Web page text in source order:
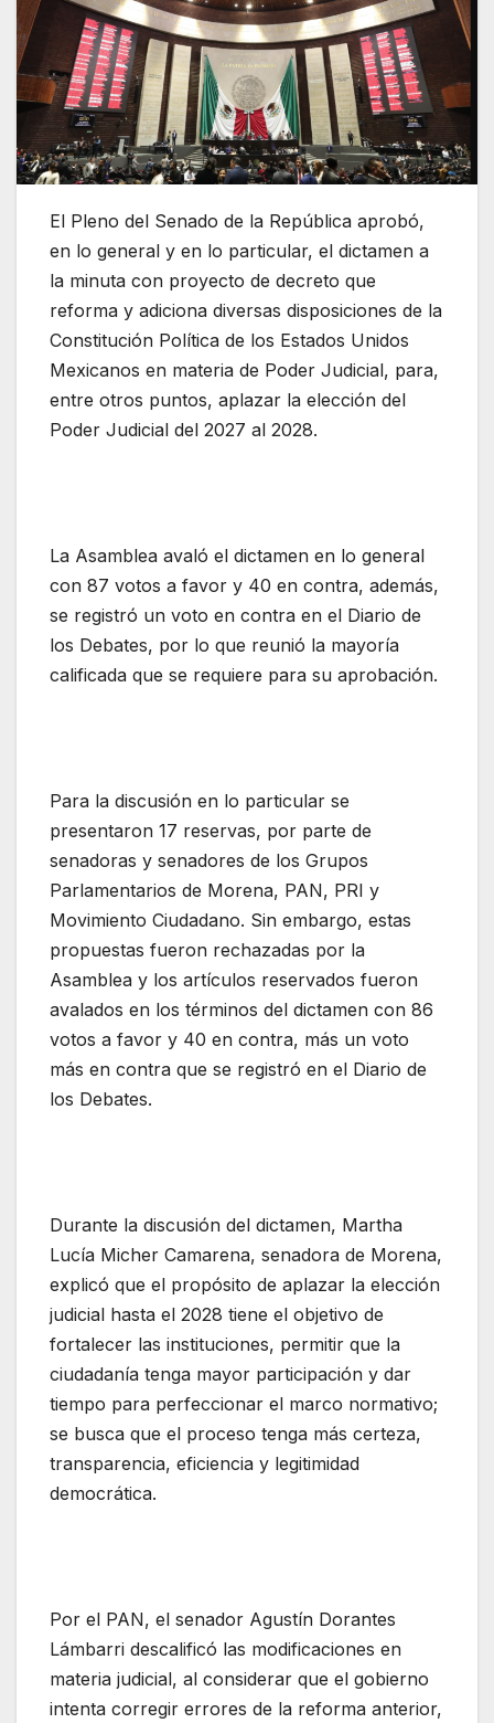
El Pleno del Senado de la República aprobó,
en lo general y en lo particular, el dictamen a
la minuta con proyecto de decreto que
reforma y adiciona diversas disposiciones de la
Constitución Política de los Estados Unidos
Mexicanos en materia de Poder Judicial, para,
entre otros puntos, aplazar la elección del
Poder Judicial del 2027 al 2028.
La Asamblea avaló el dictamen en lo general
con 87 votos a favor y 40 en contra, además,
se registró un voto en contra en el Diario de
los Debates, por lo que reunió la mayoría
calificada que se requiere para su aprobación.
Para la discusión en lo particular se
presentaron 17 reservas, por parte de
senadoras y senadores de los Grupos
Parlamentarios de Morena, PAN, PRI y
Movimiento Ciudadano. Sin embargo, estas
propuestas fueron rechazadas por la
Asamblea y los artículos reservados fueron
avalados en los términos del dictamen con 86
votos a favor y 40 en contra, más un voto
más en contra que se registró en el Diario de
los Debates.
Durante la discusión del dictamen, Martha
Lucía Micher Camarena, senadora de Morena,
explicó que el propósito de aplazar la elección
judicial hasta el 2028 tiene el objetivo de
fortalecer las instituciones, permitir que la
ciudadanía tenga mayor participación y dar
tiempo para perfeccionar el marco normativo;
se busca que el proceso tenga más certeza,
transparencia, eficiencia y legitimidad
democrática.
Por el PAN, el senador Agustín Dorantes
Lámbarri descalificó las modificaciones en
materia judicial, al considerar que el gobierno
intenta corregir errores de la reforma anterior,